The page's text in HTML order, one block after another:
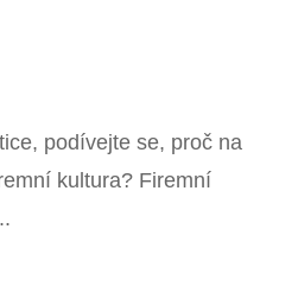
podívejte se, proč na
kultura? Firemní